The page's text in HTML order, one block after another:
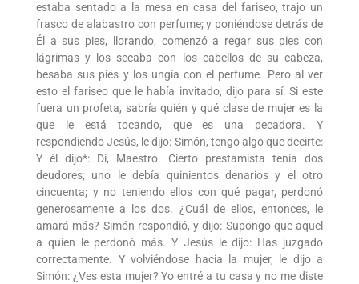
estaba sentado a la mesa en casa del fariseo, trajo un
frasco de alabastro con perfume; y poniéndose detrás de
Él a sus pies, llorando, comenzó a regar sus pies con
lágrimas y los secaba con los cabellos de su cabeza,
besaba sus pies y los ungía con el perfume. Pero al ver
esto el fariseo que le había invitado, dijo para sí: Si este
fuera un profeta, sabría quién y qué clase de mujer es la
que le está tocando, que es una pecadora. Y
respondiendo Jesús, le dijo: Simón, tengo algo que decirte:
Y él dijo*: Di, Maestro. Cierto prestamista tenía dos
deudores; uno le debía quinientos denarios y el otro
cincuenta; y no teniendo ellos con qué pagar, perdonó
generosamente a los dos. ¿Cuál de ellos, entonces, le
amará más? Simón respondió, y dijo: Supongo que aquel
a quien le perdonó más. Y Jesús le dijo: Has juzgado
correctamente. Y volviéndose hacia la mujer, le dijo a
Simón: ¿Ves esta mujer? Yo entré a tu casa y no me diste